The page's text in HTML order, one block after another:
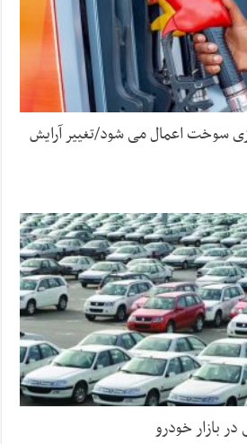
سوخت اعمال می شود/تغییر آرایش